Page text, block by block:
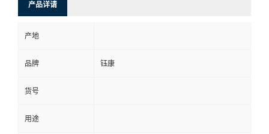
产品详请
产地
品牌 钰康
货号
用途